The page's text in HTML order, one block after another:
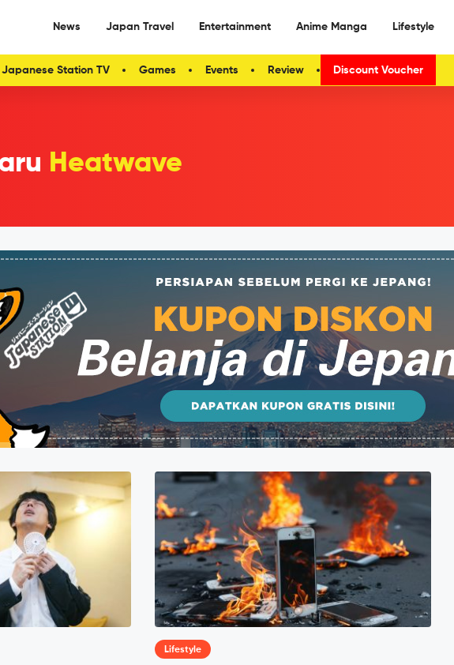
News Japan Travel Entertainment Anime Manga Lifestyle
Japanese Station TV Games Events Review Discount Voucher
Heatwave
Lifestyle